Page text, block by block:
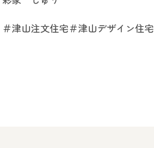
＃津山注文住宅＃津山デザイン住宅